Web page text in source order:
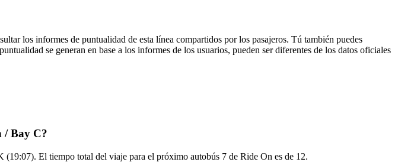
los informes de puntualidad de esta línea compartidos por los pasajeros. Tú también puedes
se generan en base a los informes de los usuarios, pueden ser diferentes de los datos oficiales
/ Bay C?
El tiempo total del viaje para el próximo autobús 7 de Ride On es de 12.